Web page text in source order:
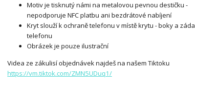
Motiv je tisknutý námi na metalovou pevnou destičku -
nepodporuje NFC platbu ani bezdrátové nabíjení
Kryt slouží k ochraně telefonu v místě krytu - boky a záda
telefonu
Obrázek je pouze ilustrační
Videa ze zákulisí objednávek najdeš na našem Tiktoku
https://vm.tiktok.com/ZMN5UDuq1/